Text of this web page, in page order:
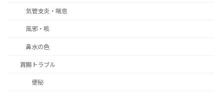
気管支炎・喘息
風邪・咳
鼻水の色
胃腸トラブル
便秘